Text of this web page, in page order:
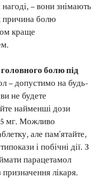
– вони знімають
причина болю
краще
головного болю під
– допустимо на будь-
не будете
найменші дози
мг. Можливо
але пам’ятайте,
і побічні дії. З
парацетамол
лікаря.